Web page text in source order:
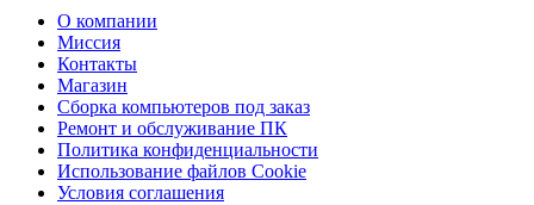
О компании
Миссия
Контакты
Магазин
Сборка компьютеров под заказ
Ремонт и обслуживание ПК
Политика конфиденциальности
Использование файлов Cookie
Условия соглашения